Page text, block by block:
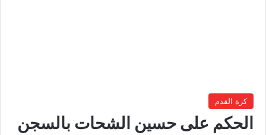
كرة القدم
الحكم على حسين الشحات بالسجن